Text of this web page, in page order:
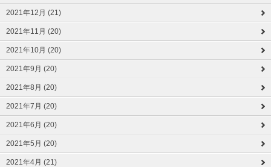
2021年12月 (21)
2021年11月 (20)
2021年10月 (20)
2021年9月 (20)
2021年8月 (20)
2021年7月 (20)
2021年6月 (20)
2021年5月 (20)
2021年4月 (21)